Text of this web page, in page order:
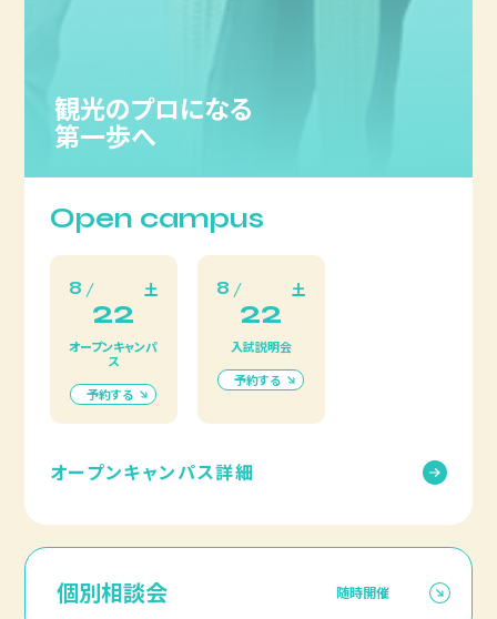
観光のプロになる
第一歩へ
Open campus
8 土
22
オープンキャンパ
ス
予約する
8 土
22
入試説明会
予約する
オープンキャンパス詳細
個別相談会 随時開催